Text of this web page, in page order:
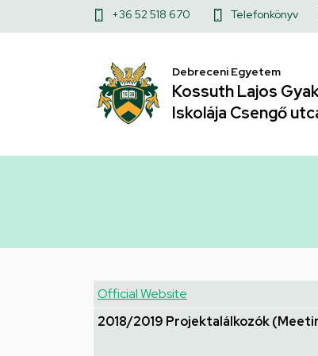
European
(KA2SE)
Gyakorló
Gimnáziuma
a
Felső
menü
+36 52 518 670 Telefonkönyv
Debreceni Egyetem
Kossuth Lajos
Iskolája Csengő
Official Website
2018/2019 Projektalálkozók